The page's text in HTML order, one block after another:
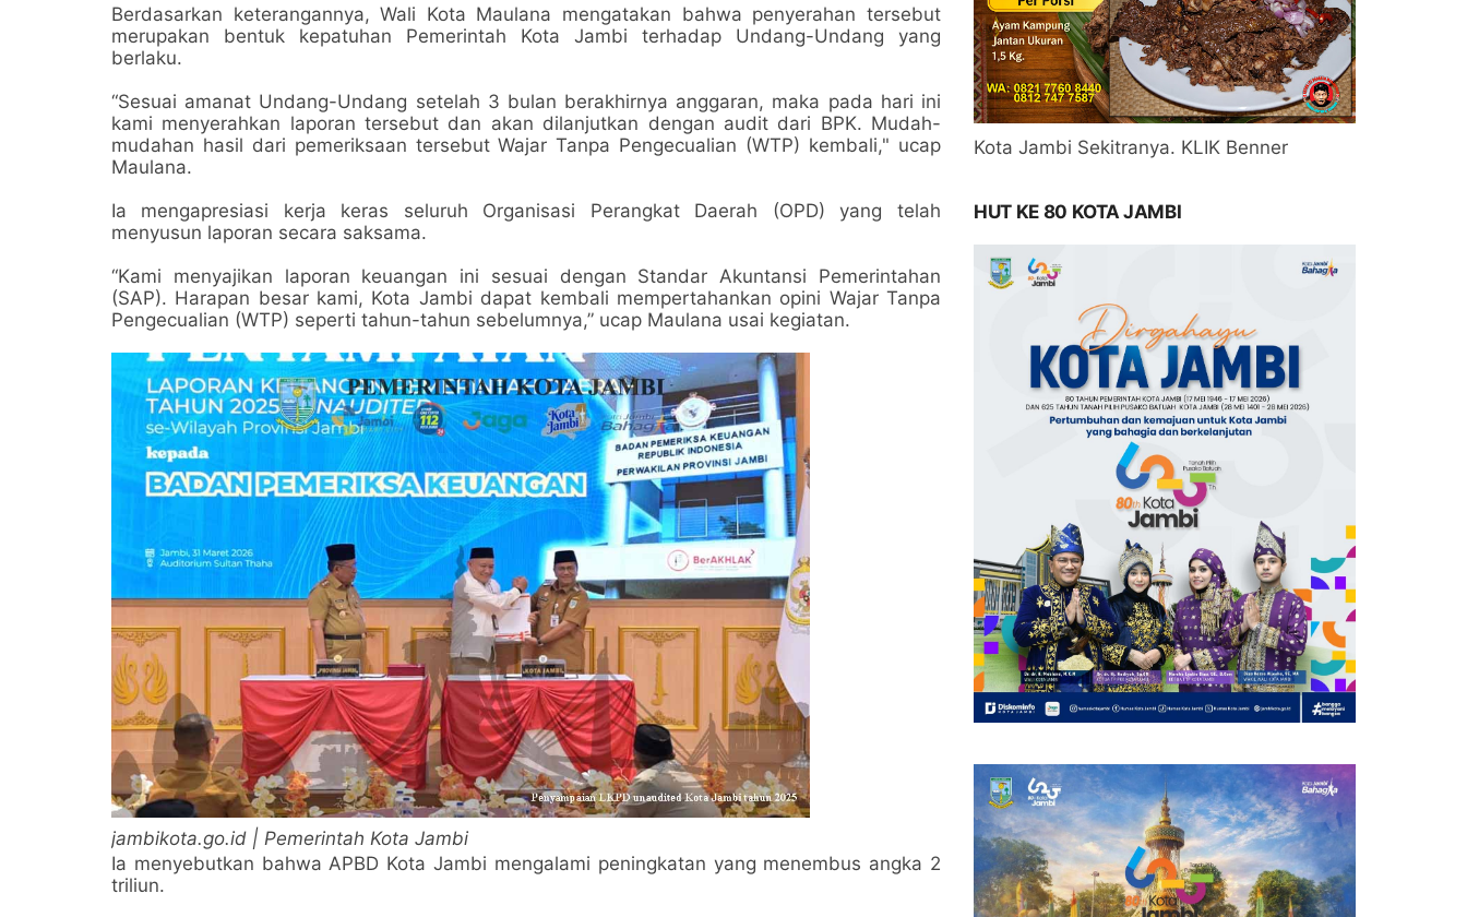
Berdasarkan keterangannya, Wali Kota Maulana mengatakan bahwa penyerahan tersebut
merupakan bentuk kepatuhan Pemerintah Kota Jambi terhadap Undang-Undang yang
berlaku.
“Sesuai amanat Undang-Undang setelah 3 bulan berakhirnya anggaran, maka pada hari ini
kami menyerahkan laporan tersebut dan akan dilanjutkan dengan audit dari BPK. Mudah-
mudahan hasil dari pemeriksaan tersebut Wajar Tanpa Pengecualian (WTP) kembali," ucap
Maulana.
Ia mengapresiasi kerja keras seluruh Organisasi Perangkat Daerah (OPD) yang telah
menyusun laporan secara saksama.
“Kami menyajikan laporan keuangan ini sesuai dengan Standar Akuntansi Pemerintahan
(SAP). Harapan besar kami, Kota Jambi dapat kembali mempertahankan opini Wajar Tanpa
Pengecualian (WTP) seperti tahun-tahun sebelumnya,” ucap Maulana usai kegiatan.
jambikota.go.id | Pemerintah Kota Jambi
Ia menyebutkan bahwa APBD Kota Jambi mengalami peningkatan yang menembus angka 2
triliun.
Kota Jambi Sekitranya. KLIK Benner
HUT KE 80 KOTA JAMBI